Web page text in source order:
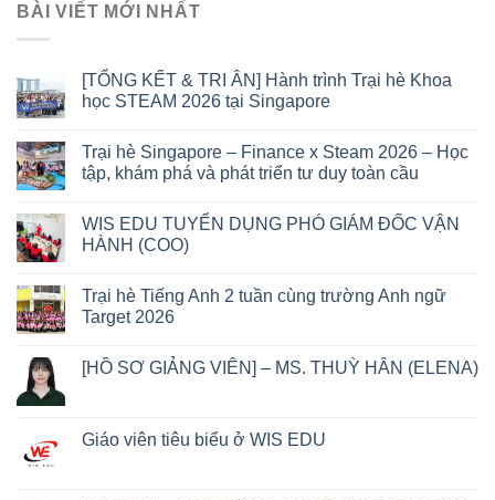
BÀI VIẾT MỚI NHẤT
[TỔNG KẾT & TRI ÂN] Hành trình Trại hè Khoa
học STEAM 2026 tại Singapore
Trại hè Singapore – Finance x Steam 2026 – Học
tập, khám phá và phát triển tư duy toàn cầu
WIS EDU TUYỂN DỤNG PHÓ GIÁM ĐỐC VẬN
HÀNH (COO)
Trại hè Tiếng Anh 2 tuần cùng trường Anh ngữ
Target 2026
[HỒ SƠ GIẢNG VIÊN] – MS. THUỲ HÂN (ELENA)
Giáo viên tiêu biểu ở WIS EDU